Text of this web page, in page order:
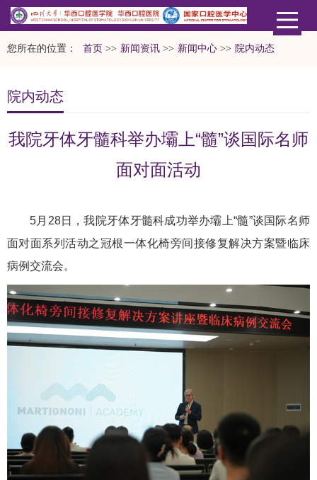
您所在的位置： 首页 >> 新闻资讯 >> 新闻中心 >> 院内动态
院内动态
我院牙体牙髓科举办壩上“髓”谈国际名师
面对面活动
5月28日，我院牙体牙髓科成功举办壩上“髓”谈国际名师
面对面系列活动之冠根一体化椅旁间接修复解决方案暨临床
病例交流会。